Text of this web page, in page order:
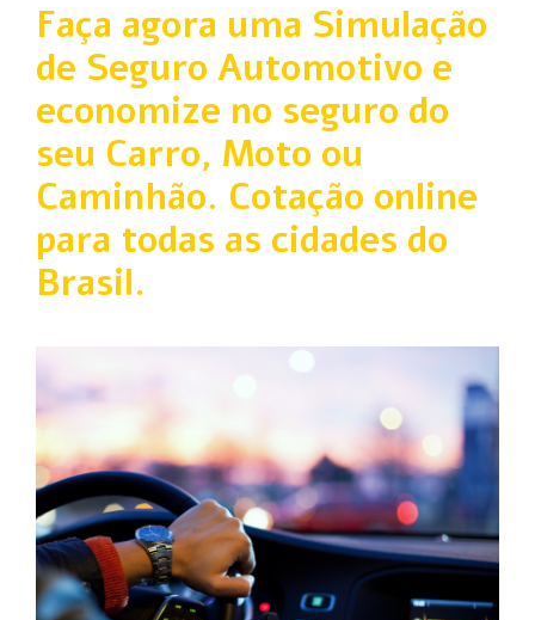
Faça agora uma Simulação
de Seguro Automotivo e
economize no seguro do
seu Carro, Moto ou
Caminhão. Cotação online
para todas as cidades do
Brasil.